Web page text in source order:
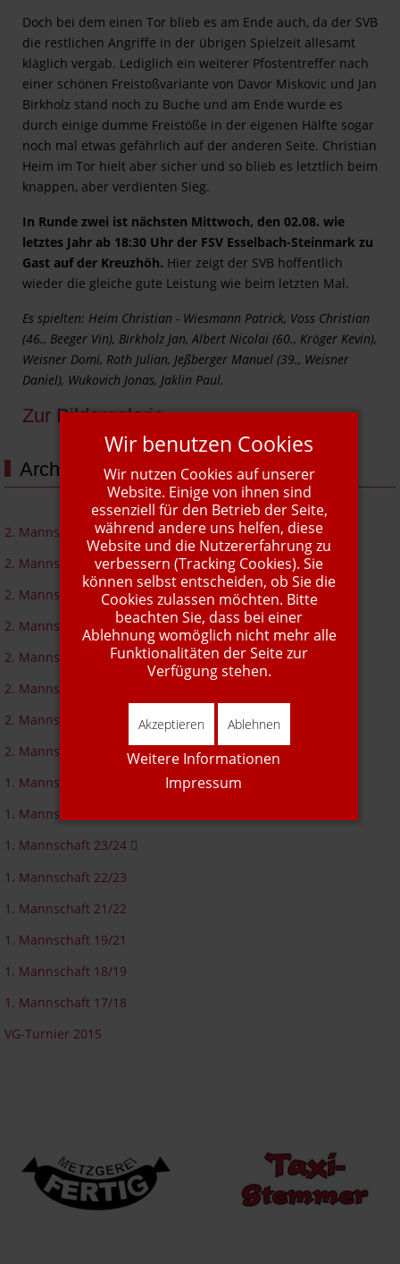
Doch bei dem einen Tor blieb es am Ende auch, da der SVB
die restlichen Angriffe in der übrigen Spielzeit allesamt
kläglich vergab. Lediglich ein weiterer Pfostentreffer nach
einer schönen Freistoßvariante von Davor Miskovic und Jan
Birkholz stand noch zu Buche und am Ende wurde es
durch einige dumme Freistöße in der eigenen Hälfte sogar
noch mal etwas gefährlich auf der anderen Seite. Christian
Heim im Tor hielt aber sicher und so blieb es letztlich beim
knappen, aber verdienten Sieg.
In Runde zwei ist nächsten Mittwoch, den 02.08. wie
letztes Jahr ab 18:30 Uhr der FSV Esselbach-Steinmark zu
Gast auf der Kreuzhöh. Hier zeigt der SVB hoffentlich
wieder die gleiche gute Leistung wie beim letzten Mal.
Es spielten: Heim Christian - Wiesmann Patrick, Voss Christian
(46., Beeger Vin), Birkholz Jan, Albert Nicolai (60., Kröger Kevin),
Weisner Domi, Roth Julian, Jeßberger Manuel (39., Weisner
Daniel), Wukovich Jonas, Jaklin Paul.
Zur Bildergalerie
Archiv
2. Mannschaft 25/26
2. Mannschaft 24/25
2. Mannschaft 23/24
2. Mannschaft 22/23
2. Mannschaft 21/22
2. Mannschaft 19/21
2. Mannschaft 18/19
2. Mannschaft 17/18
1. Mannschaft 25/26
1. Mannschaft 24/25
1. Mannschaft 23/24
1. Mannschaft 22/23
1. Mannschaft 21/22
1. Mannschaft 19/21
1. Mannschaft 18/19
1. Mannschaft 17/18
VG-Turnier 2015
Wir benutzen Cookies
Wir nutzen Cookies auf unserer
Website. Einige von ihnen sind
essenziell für den Betrieb der Seite,
während andere uns helfen, diese
Website und die Nutzererfahrung zu
verbessern (Tracking Cookies). Sie
können selbst entscheiden, ob Sie die
Cookies zulassen möchten. Bitte
beachten Sie, dass bei einer
Ablehnung womöglich nicht mehr alle
Funktionalitäten der Seite zur
Verfügung stehen.
Akzeptieren Ablehnen
Weitere Informationen
Impressum